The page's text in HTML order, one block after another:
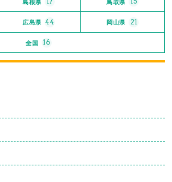
島根県 鳥取県
広島県 44 岡山県 21
全国 16